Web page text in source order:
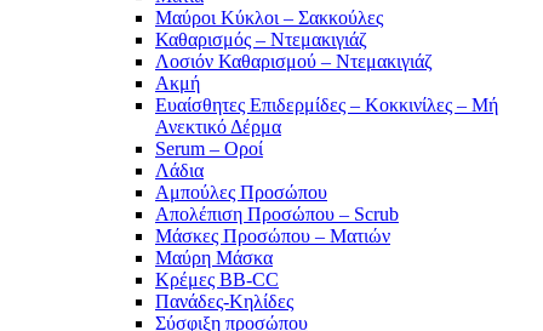
Μαύροι Κύκλοι – Σακκούλες
Καθαρισμός – Ντεμακιγιάζ
Λοσιόν Καθαρισμού – Ντεμακιγιάζ
Ακμή
Ευαίσθητες Επιδερμίδες – Κοκκινίλες – Μή
Ανεκτικό Δέρμα
Serum – Οροί
Λάδια
Αμπούλες Προσώπου
Απολέπιση Προσώπου – Scrub
Μάσκες Προσώπου – Ματιών
Μαύρη Μάσκα
Κρέμες BB-CC
Πανάδες-Κηλίδες
Σύσφιξη προσώπου